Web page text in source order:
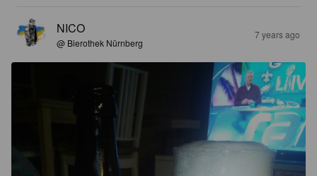
NICO
@ Bierothek Nürnberg
7 years ago